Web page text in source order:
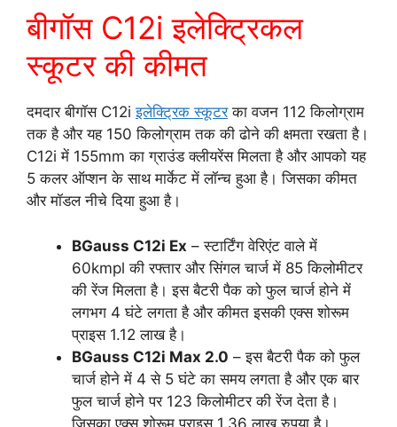
बीगॉस C12i इलेक्ट्रिकल
स्कूटर की कीमत
दमदार बीगॉस C12iइलेक्ट्रिक स्कूटरका वजन 112 किलोग्राम
तक है और यह 150 किलोग्राम तक की ढोने की क्षमता रखता है।
C12i में 155mm का ग्राउंड क्लीयरेंस मिलता है और आपको यह
5 कलर ऑप्शन के साथ मार्केट में लॉन्च हुआ है। जिसका कीमत
और मॉडल नीचे दिया हुआ है।
BGauss C12i Ex – स्टार्टिंग वेरिएंट वाले में
60kmpl की रफ्तार और सिंगल चार्ज में 85 किलोमीटर
की रेंज मिलता है। इस बैटरी पैक को फुल चार्ज होने में
लगभग 4 घंटे लगता है और कीमत इसकी एक्स शोरूम
प्राइस 1.12 लाख है।
BGauss C12i Max 2.0 – इस बैटरी पैक को फुल
चार्ज होने में 4 से 5 घंटे का समय लगता है और एक बार
फुल चार्ज होने पर 123 किलोमीटर की रेंज देता है।
जिसका एक्स शोरूम प्राइस 1.36 लाख रुपया है।